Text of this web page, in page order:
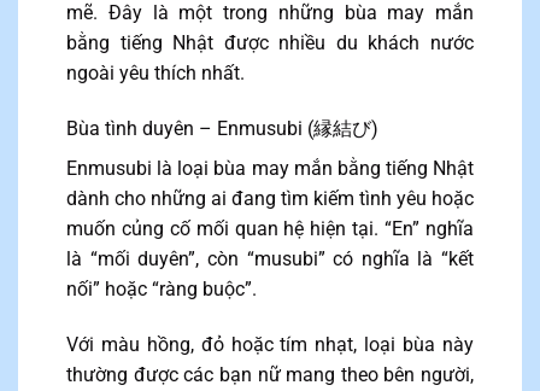
mẽ. Đây là một trong những bùa may mắn
bằng tiếng Nhật được nhiều du khách nước
ngoài yêu thích nhất.
Bùa tình duyên – Enmusubi (縁結び)
Enmusubi là loại bùa may mắn bằng tiếng Nhật
dành cho những ai đang tìm kiếm tình yêu hoặc
muốn củng cố mối quan hệ hiện tại. “En” nghĩa
là “mối duyên”, còn “musubi” có nghĩa là “kết
nối” hoặc “ràng buộc”.
Với màu hồng, đỏ hoặc tím nhạt, loại bùa này
thường được các bạn nữ mang theo bên người,